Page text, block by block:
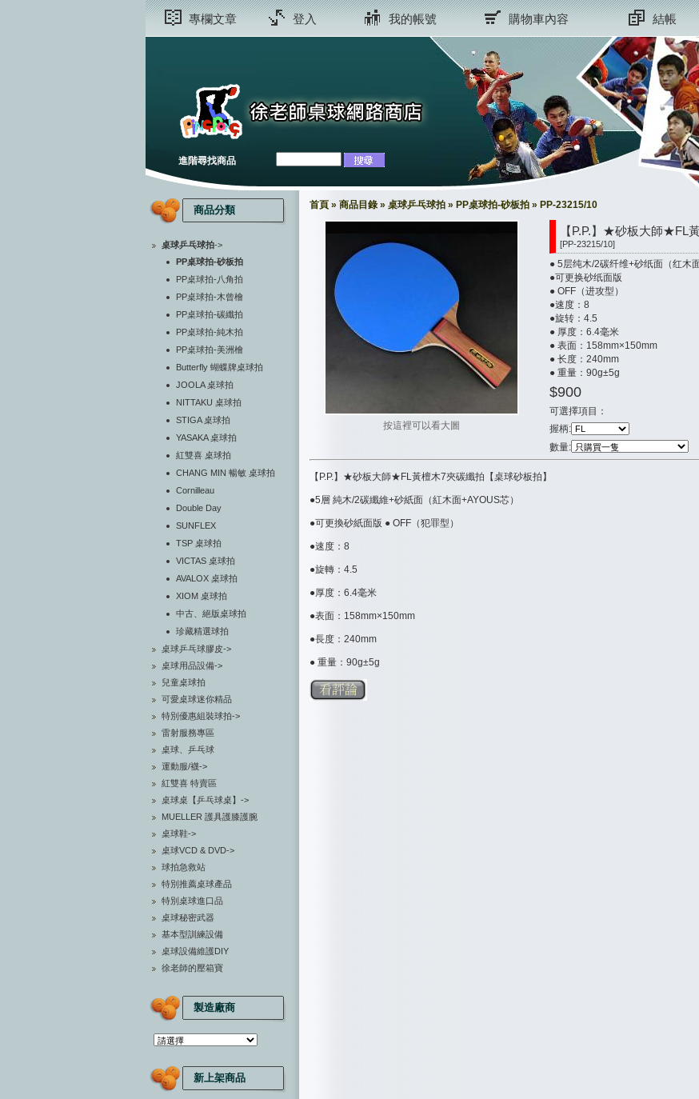
專欄文章 登入 我的帳號 購物車內容 結帳
進階尋找商品
商品分類
桌球乒乓球拍->
PP桌球拍-砂板拍
PP桌球拍-八角拍
PP桌球拍-木曾檜
PP桌球拍-碳纖拍
PP桌球拍-純木拍
PP桌球拍-美洲檜
Butterfly 蝴蝶牌桌球拍
JOOLA 桌球拍
NITTAKU 桌球拍
STIGA 桌球拍
YASAKA 桌球拍
紅雙喜 桌球拍
CHANG MIN 暢敏 桌球拍
Cornilleau
Double Day
SUNFLEX
TSP 桌球拍
VICTAS 桌球拍
AVALOX 桌球拍
XIOM 桌球拍
中古、絕版桌球拍
珍藏精選球拍
桌球乒乓球膠皮->
桌球用品設備->
兒童桌球拍
可愛桌球迷你精品
特別優惠組裝球拍->
雷射服務專區
桌球、乒乓球
運動服/襪->
紅雙喜 特賣區
桌球桌【乒乓球桌】->
MUELLER 護具護膝護腕
桌球鞋->
桌球VCD & DVD->
球拍急救站
特別推薦桌球產品
特別桌球進口品
桌球秘密武器
基本型訓練設備
桌球設備維護DIY
徐老師的壓箱寶
製造廠商
新上架商品
首頁 » 商品目錄» 桌球乒乓球拍 » PP桌球拍-砂板拍 » PP-23215/10
按這裡可以看大圖
【P.P.】★砂板大師★FL
[PP-23215/10]
● 5层纯木/2碳纤维+砂纸面（红木
●可更换砂纸面版
● OFF（进攻型）
●速度：8
●旋转：4.5
● 厚度：6.4毫米
● 表面：158mm×150mm
● 长度：240mm
● 重量：90g±5g
$900
可選擇項目：
握柄:
數量:
【P.P.】★砂板大師★FL黃檀木7夾碳纖拍【桌球砂板拍】
●5層 純木/2碳纖維+砂紙面（紅木面+AYOUS芯）
●可更換砂紙面版 ● OFF（犯罪型）
●速度：8
●旋轉：4.5
●厚度：6.4毫米
●表面：158mm×150mm
●長度：240mm
● 重量：90g±5g